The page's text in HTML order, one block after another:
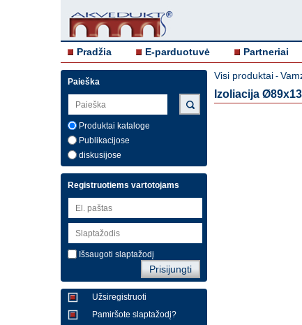
Pradžia E-parduotuvė Partneriai
Paieška
Produktai kataloge
Publikacijose
diskusijose
Registruotiems vartotojams
Išsaugoti slaptažodį
Užsiregistruoti
Pamiršote slaptažodį?
Visi produktai -
Izoliacija